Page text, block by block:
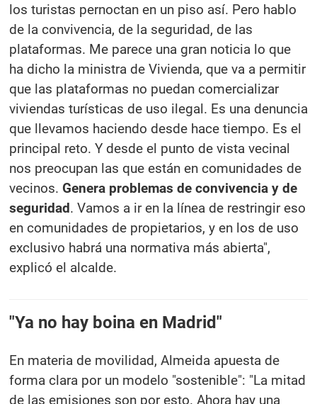
los turistas pernoctan en un piso así. Pero hablo
de la convivencia, de la seguridad, de las
plataformas. Me parece una gran noticia lo que
ha dicho la ministra de Vivienda, que va a permitir
que las plataformas no puedan comercializar
viviendas turísticas de uso ilegal. Es una denuncia
que llevamos haciendo desde hace tiempo. Es el
principal reto. Y desde el punto de vista vecinal
nos preocupan las que están en comunidades de
vecinos. Genera problemas de convivencia y de
seguridad. Vamos a ir en la línea de restringir eso
en comunidades de propietarios, y en los de uso
exclusivo habrá una normativa más abierta",
explicó el alcalde.
"Ya no hay boina en Madrid"
En materia de movilidad, Almeida apuesta de
forma clara por un modelo "sostenible": "La mitad
de las emisiones son por esto. Ahora hay una